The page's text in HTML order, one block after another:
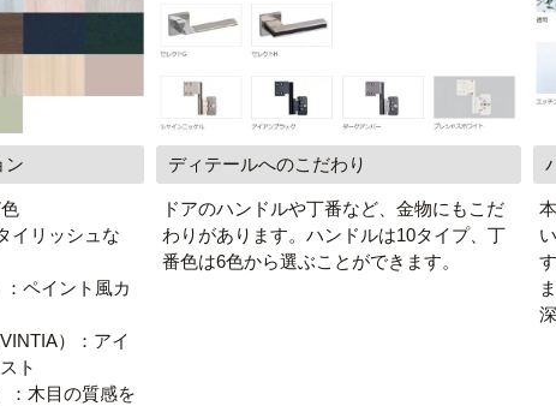
ン
イリッシュな
ペイント風カ
）：アイ
ト
：木目の質感を
ディテールへのこだわり
ドアのハンドルや丁番など、金物にもこだ
わりがあります。ハンドルは10タイプ、丁
番色は6色から選ぶことができます。